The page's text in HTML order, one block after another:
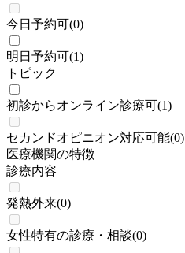
今日予約可(0)
明日予約可(1)
トピック
初診からオンライン診療可(1)
セカンドオピニオン対応可能(0)
医療機関の特徴
診療内容
発熱外来(0)
女性特有の診療・相談(0)